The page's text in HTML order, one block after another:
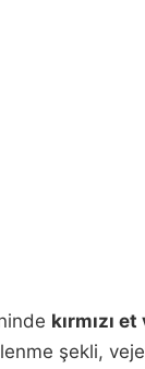
kırmızı
şekli,